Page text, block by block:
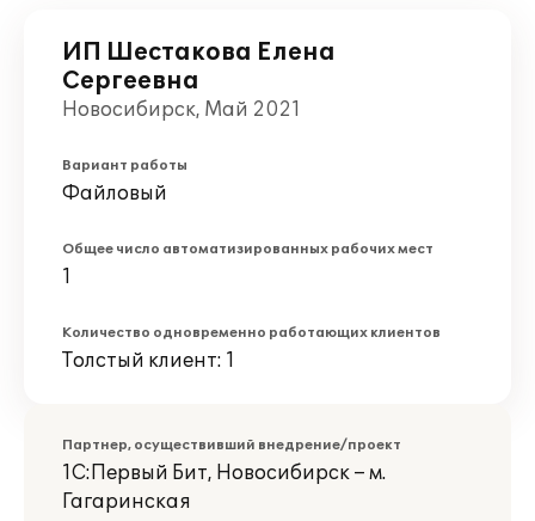
ИП Шестакова Елена
Сергеевна
Новосибирск, Май 2021
Вариант работы
Файловый
Общее число автоматизированных рабочих мест
1
Количество одновременно работающих клиентов
Толстый клиент: 1
Партнер, осуществивший внедрение/проект
1С:Первый Бит, Новосибирск – м.
Гагаринская